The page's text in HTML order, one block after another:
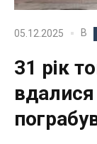
05.12.2025 В
31 рік